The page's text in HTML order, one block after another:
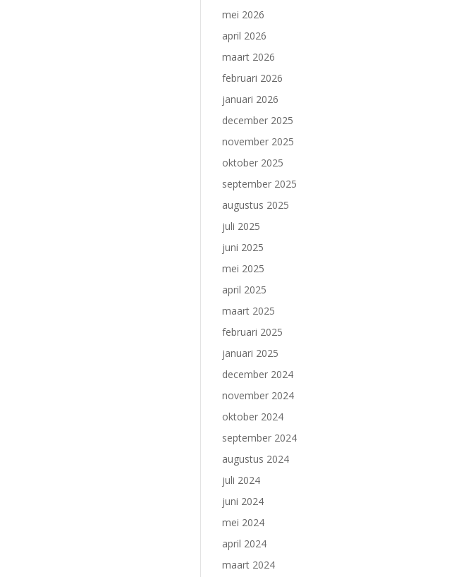
mei 2026
april 2026
maart 2026
februari 2026
januari 2026
december 2025
november 2025
oktober 2025
september 2025
augustus 2025
juli 2025
juni 2025
mei 2025
april 2025
maart 2025
februari 2025
januari 2025
december 2024
november 2024
oktober 2024
september 2024
augustus 2024
juli 2024
juni 2024
mei 2024
april 2024
maart 2024